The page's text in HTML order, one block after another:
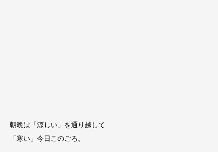
朝晩は「涼しい」を通り越して
「寒い」今日このごろ。